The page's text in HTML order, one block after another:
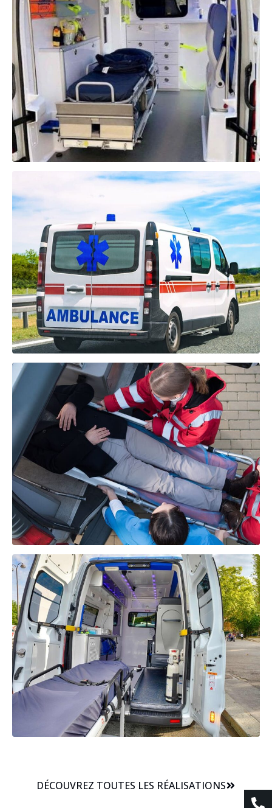
DÉCOUVREZ TOUTES LES RÉALISATIONS